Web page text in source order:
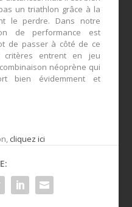
un triathlon grâce à la
le perdre. Dans notre
de performance est
de passer à côté de ce
critères entrent en jeu
néoprène qui
bien évidemment et
cliquez ici